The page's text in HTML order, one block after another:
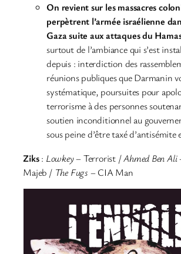
On revient sur les massacres
perpètrent l’armée israélienne
Gaza suite aux attaques du
surtout de l’ambiance qui s’est
depuis : interdiction des
réunions publiques que Darmanin
systématique, poursuites pour
terrorisme à des personnes
soutien inconditionnel au
sous peine d’être taxé d’antisémite
Ziks: Lowkey– Terrorist /Ahmed Ben Ali
Majeb / The Fugs – CIA Man